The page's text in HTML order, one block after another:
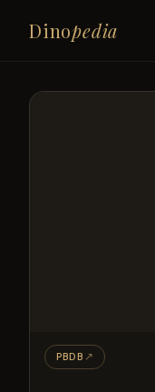
Dinopedia
PBDB ↗